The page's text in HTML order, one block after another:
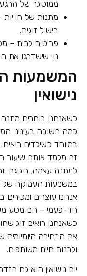
ממוסגר של
מתנות של
בישול זוגית.
פריטים לבית –
נוי שישדרגו את
המשמעות
נישואין
כשאנחנו בוחרים
כמה חשובה בעינינו
במיוחד כשילדים
זה מלמד אותם שיעור
למתנה עצמה, חגיגת
במשמעות העמוקה של
אנחנו עוצרים
חד-פעמי – הם מסע
כשאנחנו רואים זוג
את הבחירה
ולבנות חיים משותפים.
יום נישואין הוא גם